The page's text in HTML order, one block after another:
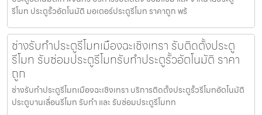
รีโมท ประตูรั้วอัตโนมัติ มอเตอร์ประตูรีโมท ราคาถูก พร้
ช่างรับทำประตูรีโมทเมืองฉะเชิงเทรา รับติดตั้งประตู
รีโมท รับซ่อมประตูรีโมทรับทำประตูรั้วอัตโนมัติ ราคา
ถูก
ช่างรับทำประตูรีโมทเมืองฉะเชิงเทรา บริการติดตั้งประตูรั้วรีโมทอัตโนมัติ
ประตูบานเลื่อนรีโมท รับทำ และ รับซ่อมประตูรีโมทท